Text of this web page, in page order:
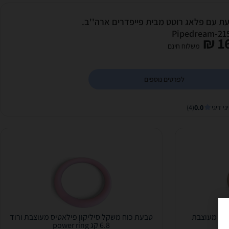
עם פלאג רוטט מבית פייפדרים ארה''ב.
Pipedream-
משלוח חינם
לפרטים נוספים
דיגי 0.0
(4)
מעוצבת טבעת כוח משקל סיליקון פילאטיס מעוצבת ורוד
6.8 קג power ring